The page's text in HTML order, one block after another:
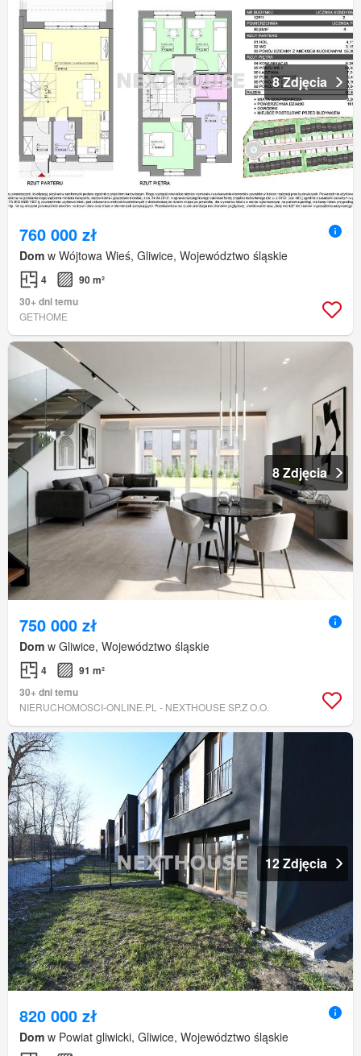
8 Zdjęcia
760 000 zł
Dom w Wójtowa Wieś, Gliwice, Województwo śląskie
4
90 m²
30+ dni temu
GETHOME
8 Zdjęcia
750 000 zł
Dom w Gliwice, Województwo śląskie
4
91 m²
30+ dni temu
NIERUCHOMOSCI-ONLINE.PL - NEXTHOUSE SP.Z O.O.
12 Zdjęcia
820 000 zł
Dom w Powiat gliwicki, Gliwice, Województwo śląskie